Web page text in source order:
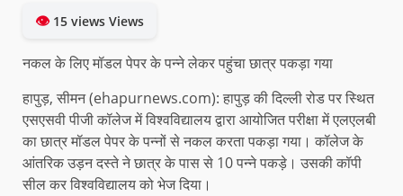
👁15 views Views
नकल के लिए मॉडल पेपर के पन्ने लेकर पहुंचा छात्र पकड़ा गया
हापुड़, सीमन (ehapurnews.com): हापुड़ की दिल्ली रोड पर स्थित
एसएसवी पीजी कॉलेज में विश्वविद्यालय द्वारा आयोजित परीक्षा में एलएलबी
का छात्र मॉडल पेपर के पन्नों से नकल करता पकड़ा गया। कॉलेज के
आंतरिक उड़न दस्ते ने छात्र के पास से 10 पन्ने पकड़े। उसकी कॉपी
सील कर विश्वविद्यालय को भेज दिया।